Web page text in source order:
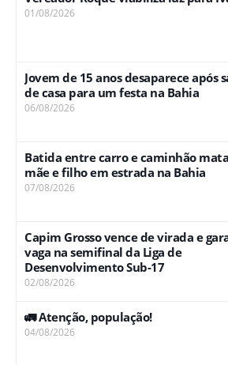
01/08/2026
Jovem de 15 anos desaparece após
de casa para um festa na Bahia
06/08/2026
Batida entre carro e caminhão mata
mãe e filho em estrada na Bahia
07/08/2026
Capim Grosso vence de virada e
vaga na semifinal da Liga de
Desenvolvimento Sub-17
02/08/2026
🚛 Atenção, população!
04/08/2026